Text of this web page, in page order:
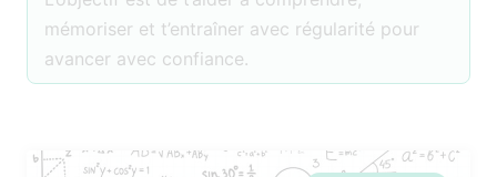
mémoriser et t’entraîner avec régularité pour
avancer avec confiance.